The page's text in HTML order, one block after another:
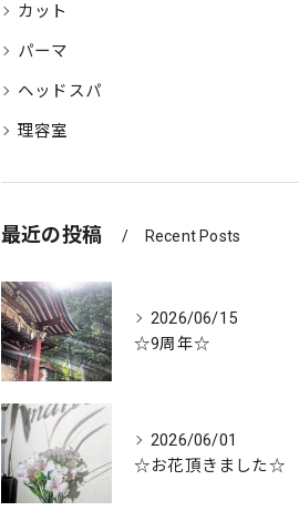
カット
パーマ
ヘッドスパ
理容室
最近の投稿 Recent Posts
2026/06/15
☆9周年☆
2026/06/01
☆お花頂きました☆